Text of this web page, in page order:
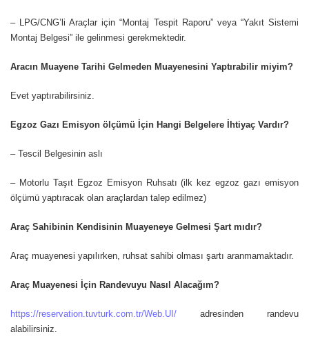
– LPG/CNG’li Araçlar için “Montaj Tespit Raporu” veya “Yakıt Sistemi
Montaj Belgesi” ile gelinmesi gerekmektedir.
Aracın Muayene Tarihi Gelmeden Muayenesini Yaptırabilir miyim?
Evet yaptırabilirsiniz.
Egzoz Gazı Emisyon ölçümü İçin Hangi Belgelere İhtiyaç Vardır?
– Tescil Belgesinin aslı
– Motorlu Taşıt Egzoz Emisyon Ruhsatı (ilk kez egzoz gazı emisyon
ölçümü yaptıracak olan araçlardan talep edilmez)
Araç Sahibinin Kendisinin Muayeneye Gelmesi Şart mıdır?
Araç muayenesi yapılırken, ruhsat sahibi olması şartı aranmamaktadır.
Araç Muayenesi İçin Randevuyu Nasıl Alacağım?
https://reservation.tuvturk.com.tr/Web.UI/ adresinden randevu
alabilirsiniz.